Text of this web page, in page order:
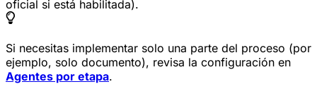
oficial si está habilitada).
Si necesitas implementar solo una parte del proceso (por
ejemplo, solo documento), revisa la configuración en
Agentes por etapa.